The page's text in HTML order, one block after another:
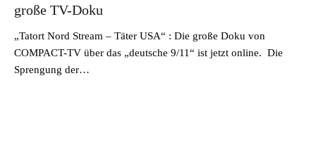
große TV-Doku
„Tatort Nord Stream – Täter USA“ : Die große Doku von
COMPACT-TV über das „deutsche 9/11“ ist jetzt online. Die
Sprengung der…